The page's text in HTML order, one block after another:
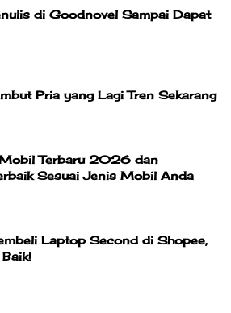
di Goodnovel Sampai Dapat
Pria yang Lagi Tren Sekarang
Terbaru 2026 dan
Sesuai Jenis Mobil Anda
Laptop Second di Shopee,